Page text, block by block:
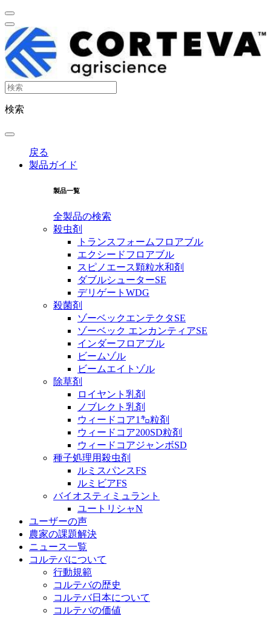
検索
戻る
製品ガイド
製品一覧
全製品の検索
殺虫剤
トランスフォームフロアブル
エクシードフロアブル
スピノエース顆粒水和剤
ダブルシューターSE
デリゲートWDG
殺菌剤
ゾーベックエンテクタSE
ゾーベック エンカンティアSE
インダーフロアブル
ビームゾル
ビームエイトゾル
除草剤
ロイヤント乳剤
ノブレクト乳剤
ウィードコア1㌔粒剤
ウィードコア200SD粒剤
ウィードコアジャンボSD
種子処理用殺虫剤
ルミスパンスFS
ルミビアFS
バイオスティミュラント
ユートリシャN
ユーザーの声
農家の課題解決
ニュース一覧
コルテバについて
行動規範
コルテバの歴史
コルテバ日本について
コルテバの価値